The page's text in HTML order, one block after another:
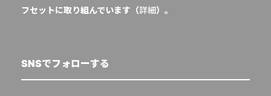
フセットに取り組んでいます（詳細）。
SNSでフォローする